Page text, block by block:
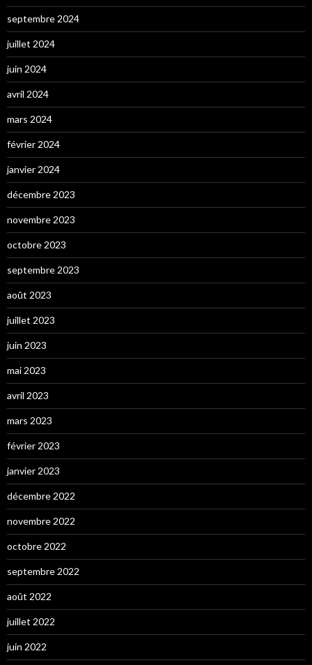
septembre 2024
juillet 2024
juin 2024
avril 2024
mars 2024
février 2024
janvier 2024
décembre 2023
novembre 2023
octobre 2023
septembre 2023
août 2023
juillet 2023
juin 2023
mai 2023
avril 2023
mars 2023
février 2023
janvier 2023
décembre 2022
novembre 2022
octobre 2022
septembre 2022
août 2022
juillet 2022
juin 2022